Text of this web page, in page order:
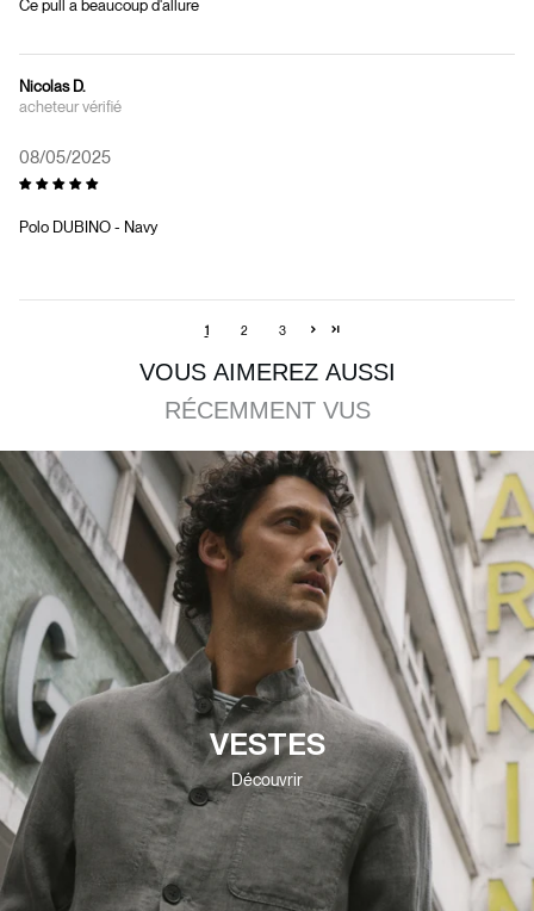
Ce pull a beaucoup d'allure
08/05/2025
Nicolas D.
Polo DUBINO - Navy
1 2 3
VOUS AIMEREZ AUSSI
RÉCEMMENT VUS
VESTES
Découvrir